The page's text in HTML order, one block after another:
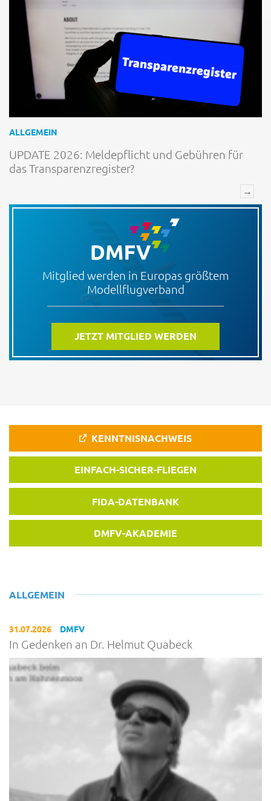
ALLGEMEIN
UPDATE 2026: Meldepflicht und Gebühren für
das Transparenzregister?
→
Mitglied werden in Europas größtem
Modellflugverband
JETZT MITGLIED WERDEN
KENNTNISNACHWEIS
EINFACH-SICHER-FLIEGEN
FIDA-DATENBANK
DMFV-AKADEMIE
ALLGEMEIN
31.07.2026 DMFV
In Gedenken an Dr. Helmut Quabeck